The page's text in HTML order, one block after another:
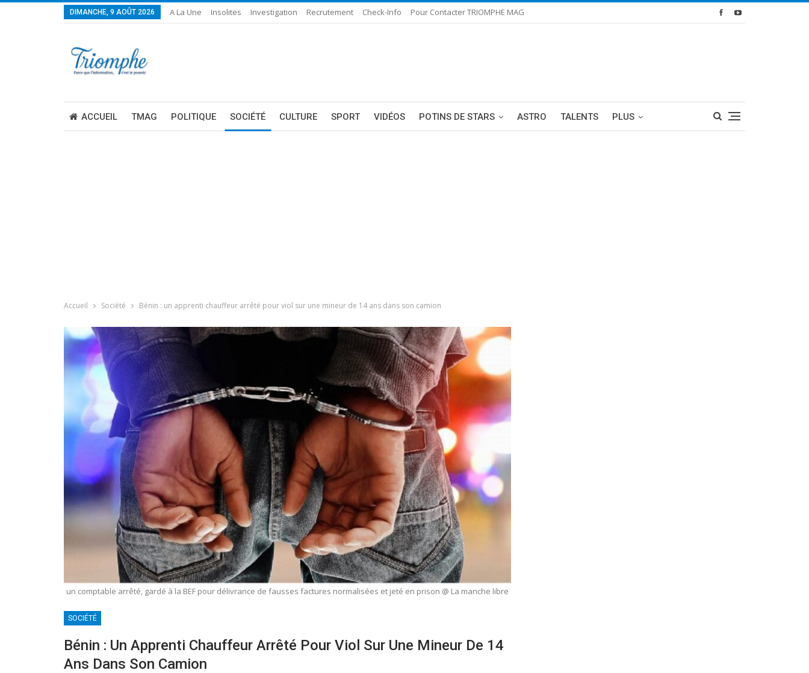
DIMANCHE, 9 AOÛT 2026 A La Une Insolites Investigation Recrutement Check-Info Pour Contacter TRIOMPHE MAG
ACCUEIL TMAG POLITIQUE SOCIÉTÉ CULTURE SPORT VIDÉOS POTINS DE STARS ASTRO TALENTS PLUS
Accueil Société Bénin : un apprenti chauffeur arrêté pour viol sur une mineur de 14 ans dans son camion
un comptable arrêté, gardé à la BEF pour délivrance de fausses factures normalisées et jeté en prison @ La manche libre
SOCIÉTÉ
Bénin : Un Apprenti Chauffeur Arrêté Pour Viol Sur Une Mineur De 14
Ans Dans Son Camion